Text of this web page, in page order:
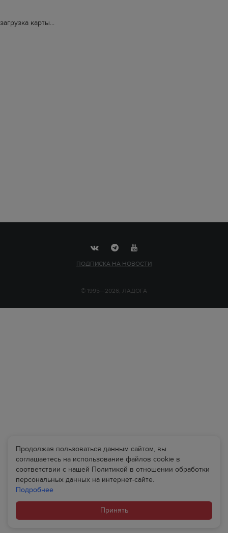
загрузка карты...
Продолжая пользоваться данным сайтом, вы
соглашаетесь на использование файлов cookie в
соответствии с нашей Политикой в отношении обработки
персональных данных на интернет-сайте.
Подробнее
Принять
ПОДПИСКА НА НОВОСТИ
© 1995—2026, ЛАДОГА